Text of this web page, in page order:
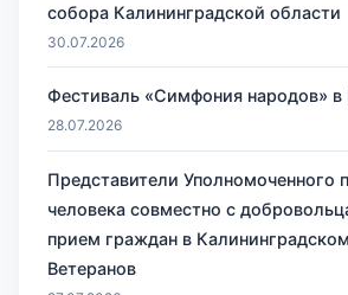
собора Калининградской области
30.07.2026
Фестиваль «Симфония народов» в
28.07.2026
Представители Уполномоченного
человека совместно с
прием граждан в
Ветеранов